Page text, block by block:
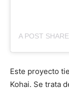
Este proyecto
Kohai. Se trata